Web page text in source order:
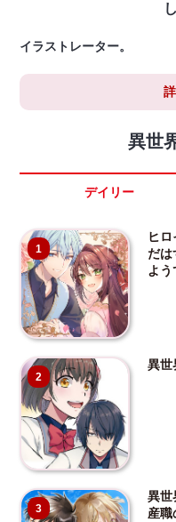
イラストレーター。
異世
デイリー
1
ヒ
だは
よう
2
異世
3
異世
産職